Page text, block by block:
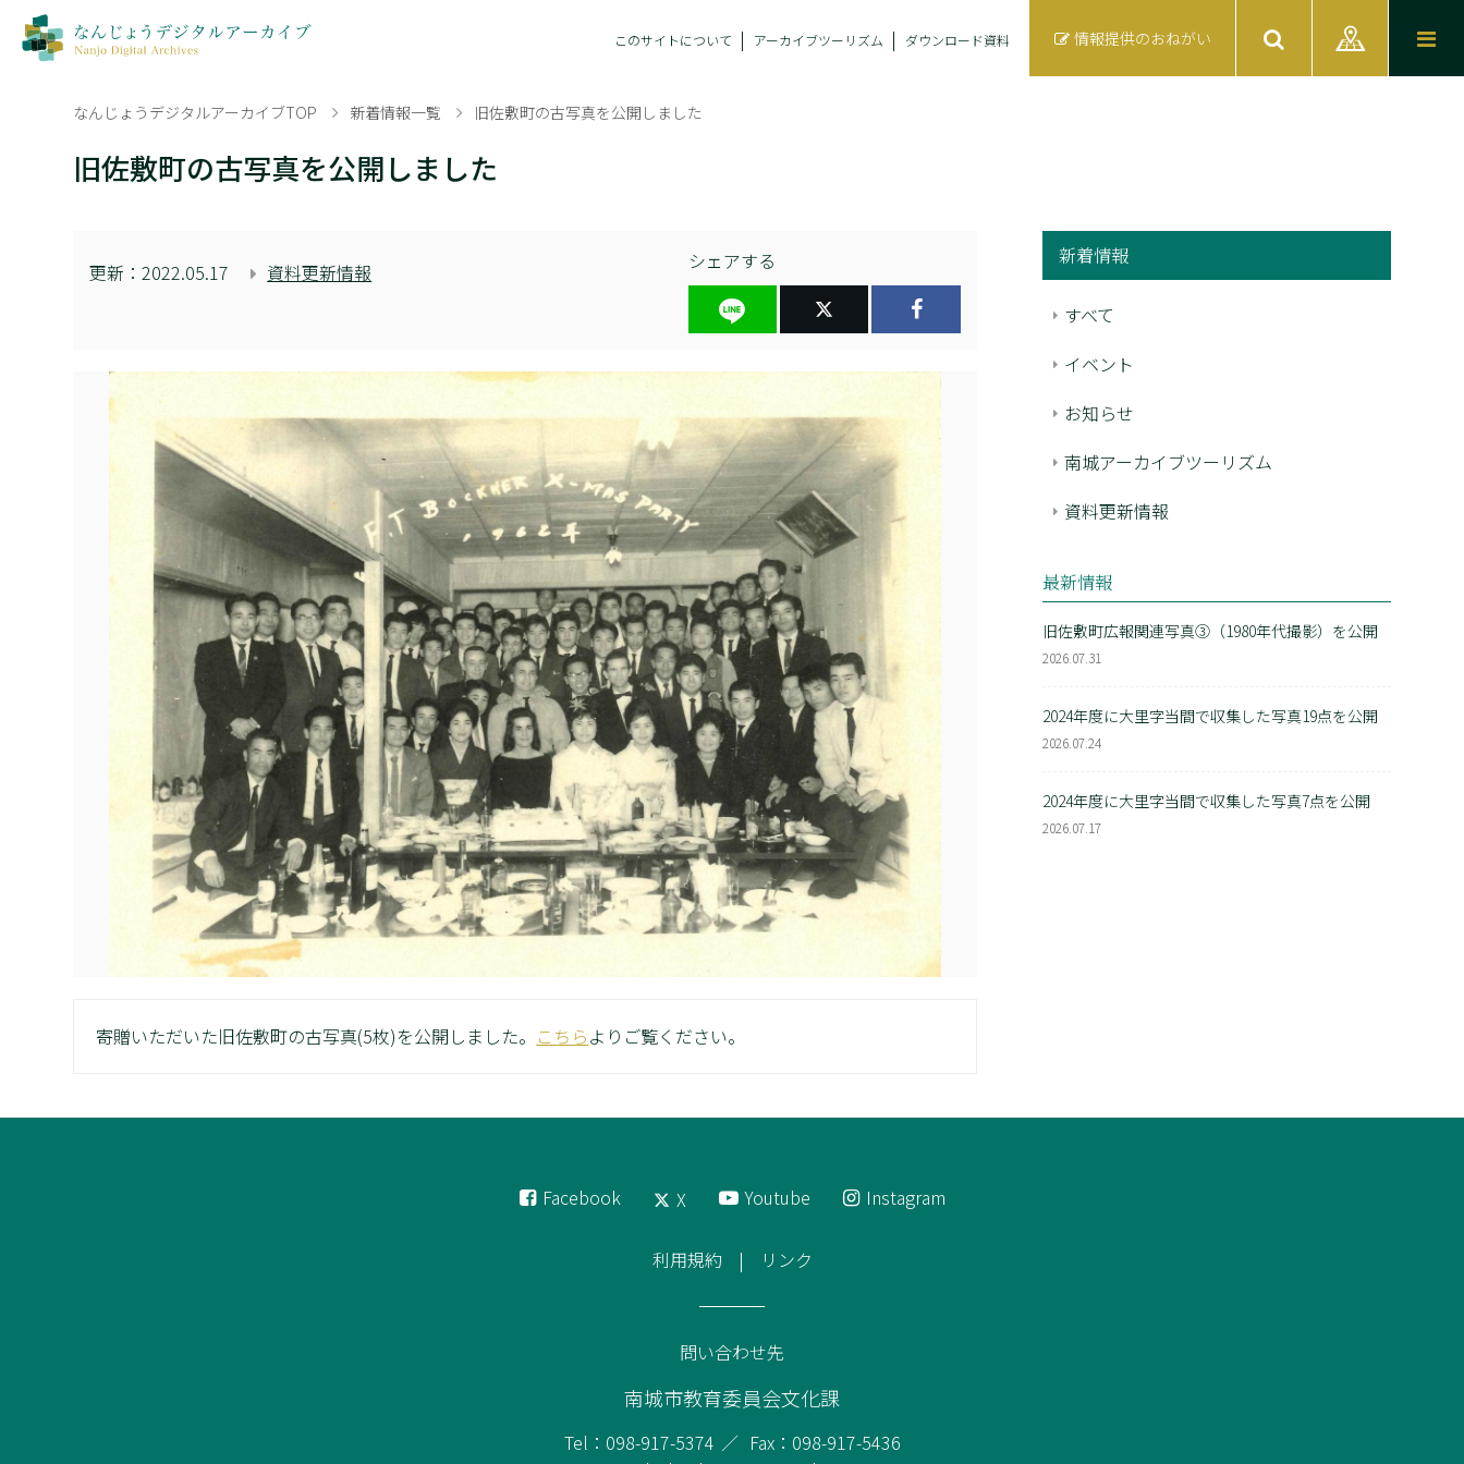
このサイトについて アーカイブツーリズム ダウンロード資料 情報提供のおねがい
なんじょうデジタルアーカイブTOP 新着情報一覧 旧佐敷町の古写真を公開しました
旧佐敷町の古写真を公開しました
更新：2022.05.17 資料更新情報 シェアする
寄贈いただいた旧佐敷町の古写真(5枚)を公開しました。 こちらよりご覧ください。
新着情報
すべて
イベント
お知らせ
南城アーカイブツーリズム
資料更新情報
最新情報
旧佐敷町広報関連写真③（1980年代撮影）を公開
2026.07.31
2024年度に大里字当間で収集した写真19点を公開
2026.07.24
2024年度に大里字当間で収集した写真7点を公開
2026.07.17
Facebook X Youtube Instagram
利用規約 リンク
問い合わせ先
南城市教育委員会文化課
Tel：098-917-5374
Fax：098-917-5436